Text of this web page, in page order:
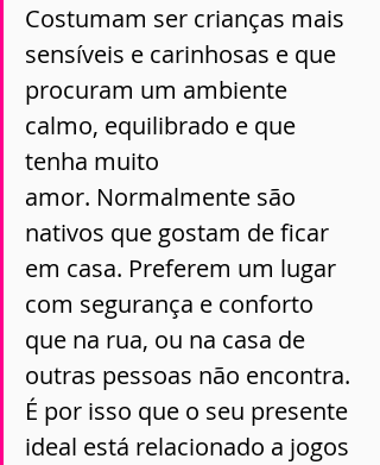
Costumam ser crianças mais
sensíveis e carinhosas e que
procuram um ambiente
calmo, equilibrado e que
tenha muito
amor. Normalmente são
nativos que gostam de ficar
em casa. Preferem um lugar
com segurança e conforto
que na rua, ou na casa de
outras pessoas não encontra.
É por isso que o seu presente
ideal está relacionado a jogos